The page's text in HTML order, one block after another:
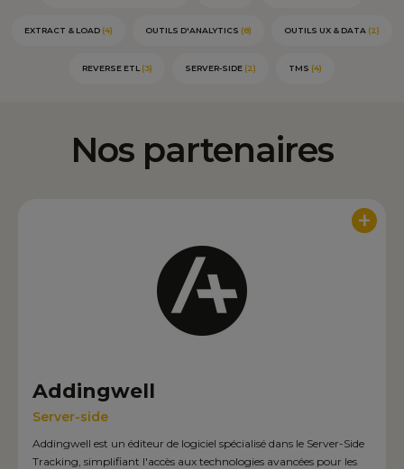
EXTRACT & LOAD (4) OUTILS D'ANALYTICS (8) OUTILS UX & DATA (2)
REVERSE ETL (3) SERVER-SIDE (2) TMS (4)
Nos partenaires
+
Addingwell
Server-side
Addingwell est un éditeur de logiciel spécialisé dans le Server-Side
Tracking, simplifiant l'accès aux technologies avancées pour les